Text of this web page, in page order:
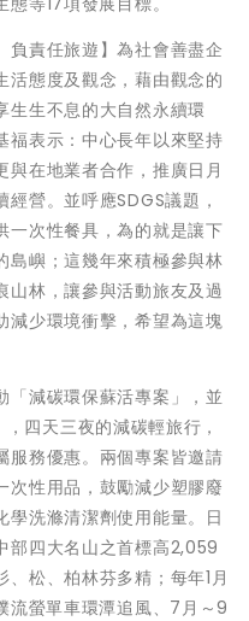
負責任旅遊】為社會善盡企
活態度及觀念，藉由觀念的
生生不息的大自然永續環
福表示：中心長年以來堅持
在地業者合作，推廣日月
營。並呼應SDGS議題，
一次性餐具，為的就是讓下
島嶼；這幾年來積極參與林
山林，讓參與活動旅友及過
減少環境衝擊，希望為這塊
「減碳環保蘇活專案」，並
四天三夜的減碳輕旅行，
服務優惠。兩個專案皆邀請
次性用品，鼓勵減少塑膠廢
學洗滌清潔劑使用能量。日
部四大名山之首標高2,059
松、柏林芬多精；每年1月
流螢單車環潭追風、7月～9